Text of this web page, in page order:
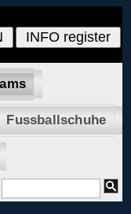
Fussballschuhe